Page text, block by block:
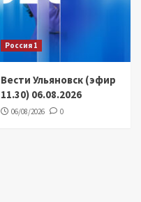
Россия 1
Вести Ульяновск (эфир
11.30) 06.08.2026
06/08/2026 0